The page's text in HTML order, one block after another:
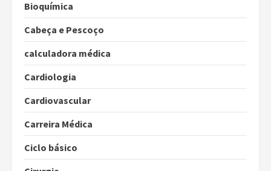
Bioquímica
Cabeça e Pescoço
calculadora médica
Cardiologia
Cardiovascular
Carreira Médica
Ciclo básico